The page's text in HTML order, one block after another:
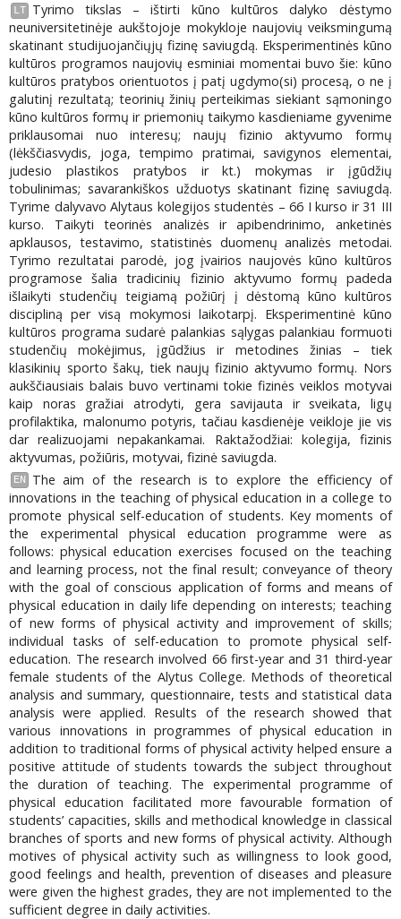
LT
Tyrimo tikslas – ištirti kūno kultūros dalyko dėstymo
neuniversitetinėje aukštojoje mokykloje naujovių veiksmingumą
skatinant studijuojančiųjų fizinę saviugdą. Eksperimentinės kūno
kultūros programos naujovių esminiai momentai buvo šie: kūno
kultūros pratybos orientuotos į patį ugdymo(si) procesą, o ne į
galutinį rezultatą; teorinių žinių perteikimas siekiant sąmoningo
kūno kultūros formų ir priemonių taikymo kasdieniame gyvenime
priklausomai nuo interesų; naujų fizinio aktyvumo formų
(lėkščiasvydis, joga, tempimo pratimai, savigynos elementai,
judesio plastikos pratybos ir kt.) mokymas ir įgūdžių
tobulinimas; savarankiškos užduotys skatinant fizinę saviugdą.
Tyrime dalyvavo Alytaus kolegijos studentės – 66 I kurso ir 31 III
kurso. Taikyti teorinės analizės ir apibendrinimo, anketinės
apklausos, testavimo, statistinės duomenų analizės metodai.
Tyrimo rezultatai parodė, jog įvairios naujovės kūno kultūros
programose šalia tradicinių fizinio aktyvumo formų padeda
išlaikyti studenčių teigiamą požiūrį į dėstomą kūno kultūros
discipliną per visą mokymosi laikotarpį. Eksperimentinė kūno
kultūros programa sudarė palankias sąlygas palankiau formuoti
studenčių mokėjimus, įgūdžius ir metodines žinias – tiek
klasikinių sporto šakų, tiek naujų fizinio aktyvumo formų. Nors
aukščiausiais balais buvo vertinami tokie fizinės veiklos motyvai
kaip noras gražiai atrodyti, gera savijauta ir sveikata, ligų
profilaktika, malonumo potyris, tačiau kasdienėje veikloje jie vis
dar realizuojami nepakankamai. Raktažodžiai: kolegija, fizinis
aktyvumas, požiūris, motyvai, fizinė saviugda.
EN
The aim of the research is to explore the efficiency of
innovations in the teaching of physical education in a college to
promote physical self-education of students. Key moments of
the experimental physical education programme were as
follows: physical education exercises focused on the teaching
and learning process, not the final result; conveyance of theory
with the goal of conscious application of forms and means of
physical education in daily life depending on interests; teaching
of new forms of physical activity and improvement of skills;
individual tasks of self-education to promote physical self-
education. The research involved 66 first-year and 31 third-year
female students of the Alytus College. Methods of theoretical
analysis and summary, questionnaire, tests and statistical data
analysis were applied. Results of the research showed that
various innovations in programmes of physical education in
addition to traditional forms of physical activity helped ensure a
positive attitude of students towards the subject throughout
the duration of teaching. The experimental programme of
physical education facilitated more favourable formation of
students’ capacities, skills and methodical knowledge in classical
branches of sports and new forms of physical activity. Although
motives of physical activity such as willingness to look good,
good feelings and health, prevention of diseases and pleasure
were given the highest grades, they are not implemented to the
sufficient degree in daily activities.